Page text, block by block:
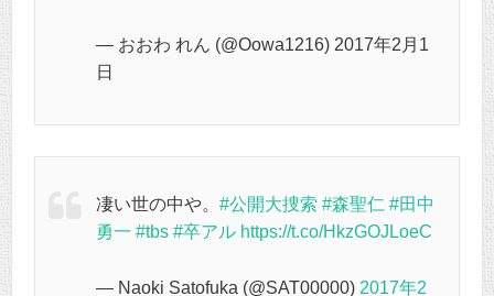
— おおわ れん (@Oowa1216) 2017年2月1
日
凄い世の中や。 #公開大捜索 #森聖仁 #田中
勇一 #tbs #卒アル https://t.co/HkzGOJLoeC
— Naoki Satofuka (@SAT00000) 2017年2